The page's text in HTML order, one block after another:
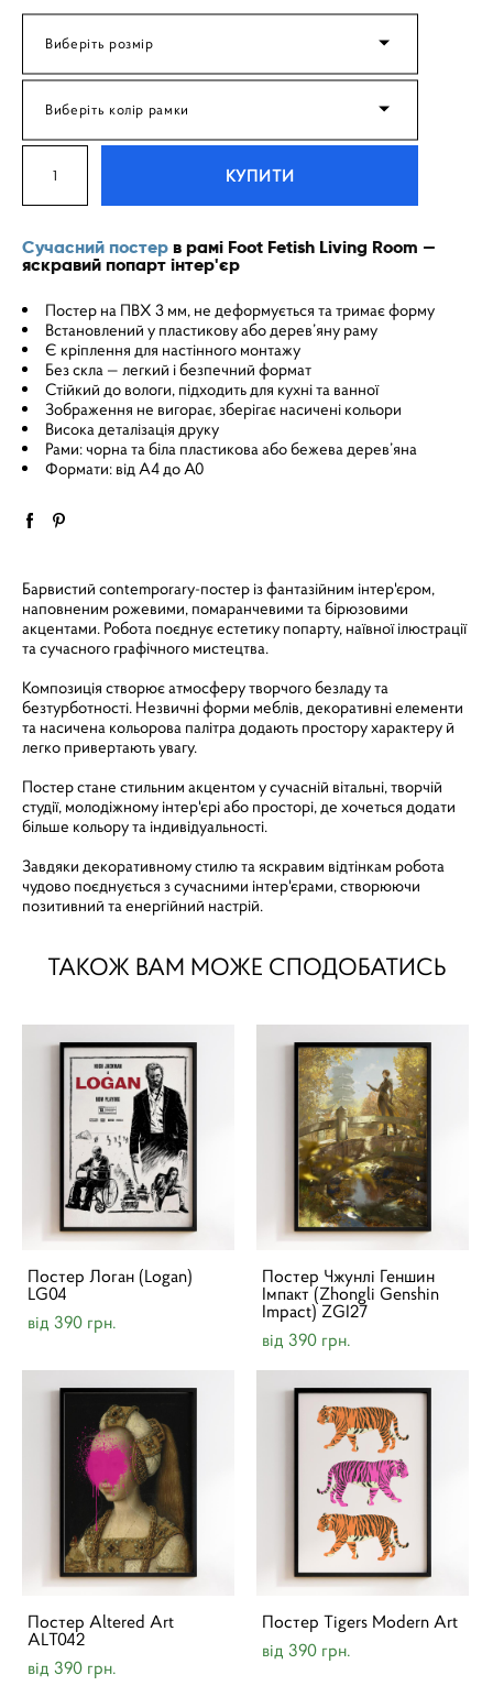
Виберіть розмір
Виберіть колір рамки
КУПИТИ
Сучасний постер в рамі Foot Fetish Living Room —
яскравий попарт інтер'єр
Постер на ПВХ 3 мм, не деформується та тримає форму
Встановлений у пластикову або дерев’яну раму
Є кріплення для настінного монтажу
Без скла — легкий і безпечний формат
Стійкий до вологи, підходить для кухні та ванної
Зображення не вигорає, зберігає насичені кольори
Висока деталізація друку
Рами: чорна та біла пластикова або бежева дерев’яна
Формати: від A4 до A0
Барвистий contemporary-постер із фантазійним інтер'єром,
наповненим рожевими, помаранчевими та бірюзовими
акцентами. Робота поєднує естетику попарту, наївної ілюстрації
та сучасного графічного мистецтва.
Композиція створює атмосферу творчого безладу та
безтурботності. Незвичні форми меблів, декоративні елементи
та насичена кольорова палітра додають простору характеру й
легко привертають увагу.
Постер стане стильним акцентом у сучасній вітальні, творчій
студії, молодіжному інтер'єрі або просторі, де хочеться додати
більше кольору та індивідуальності.
Завдяки декоративному стилю та яскравим відтінкам робота
чудово поєднується з сучасними інтер'єрами, створюючи
позитивний та енергійний настрій.
ТАКОЖ ВАМ МОЖЕ СПОДОБАТИСЬ
Постер Логан (Logan)
LG04
від 390 грн.
Постер Чжунлі Геншин
Імпакт (Zhongli Genshin
Impact) ZGI27
від 390 грн.
Постер Altered Art
ALT042
від 390 грн.
Постер Tigers Modern Art
від 390 грн.